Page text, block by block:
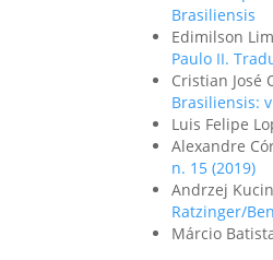
Brasiliensis
Edimilson
Paulo II.
Cristian José
Brasiliensis:
Luis Felipe
Alexandre
n. 15 (2019)
Andrzej
Ratzinger/
Márcio